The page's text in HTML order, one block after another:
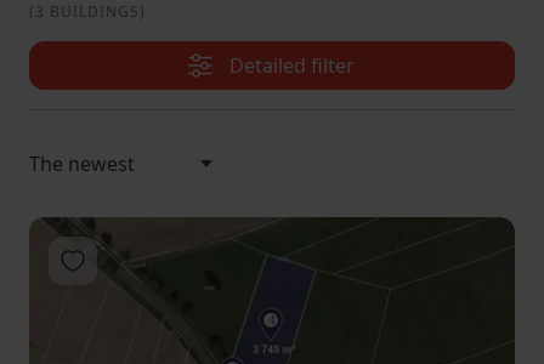
(3 BUILDINGS)
Detailed filter
Add to favorites